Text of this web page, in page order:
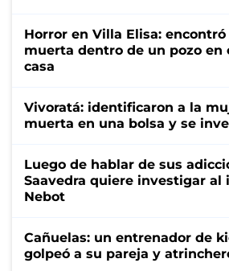
Horror en Villa Elisa:
muerta dentro de un pozo en
casa
Vivoratá: identificaron a la
muerta en una bolsa y se
Luego de hablar de sus
Saavedra quiere investigar al
Nebot
Cañuelas: un entrenador de
golpeó a su pareja y